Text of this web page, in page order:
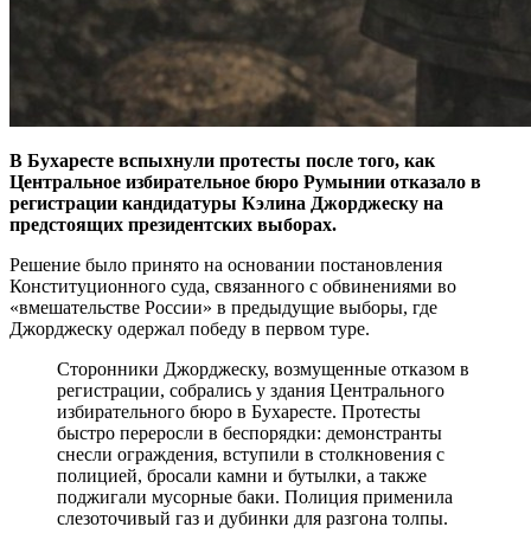
В Бухаресте вспыхнули протесты после того, как
Центральное избирательное бюро Румынии отказало в
регистрации кандидатуры Кэлина Джорджеску на
предстоящих президентских выборах.
Решение было принято на основании постановления
Конституционного суда, связанного с обвинениями во
«вмешательстве России» в предыдущие выборы, где
Джорджеску одержал победу в первом туре.
Сторонники Джорджеску, возмущенные отказом в
регистрации, собрались у здания Центрального
избирательного бюро в Бухаресте. Протесты
быстро переросли в беспорядки: демонстранты
снесли ограждения, вступили в столкновения с
полицией, бросали камни и бутылки, а также
поджигали мусорные баки. Полиция применила
слезоточивый газ и дубинки для разгона толпы.